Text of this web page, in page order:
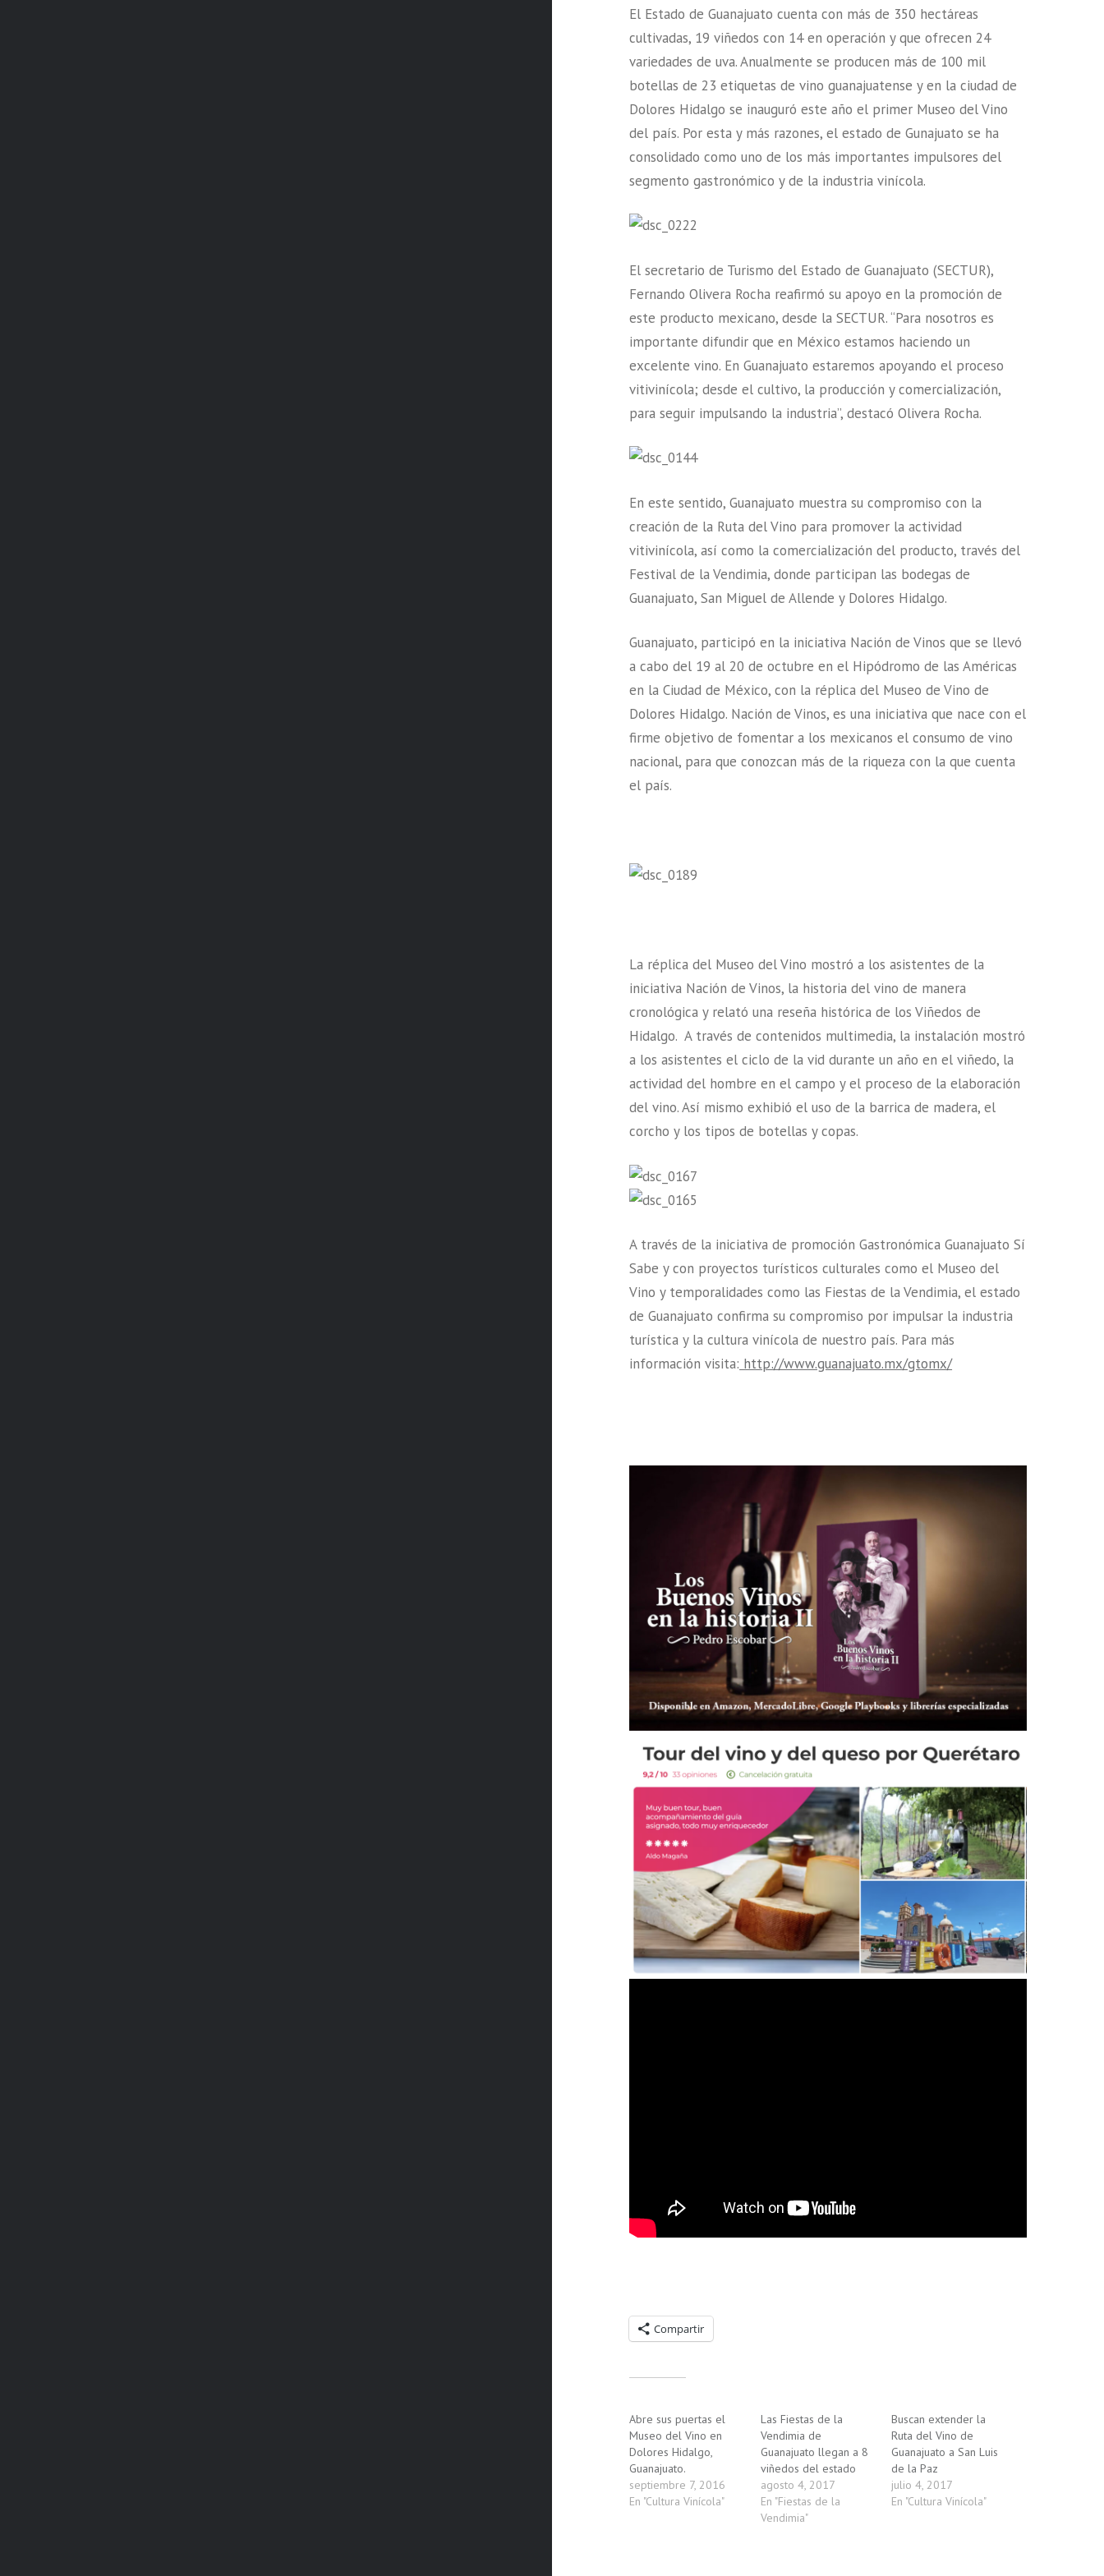
El Estado de Guanajuato cuenta con más de 350 hectáreas
cultivadas, 19 viñedos con 14 en operación y que ofrecen 24
variedades de uva. Anualmente se producen más de 100 mil
botellas de 23 etiquetas de vino guanajuatense y en la ciudad de
Dolores Hidalgo se inauguró este año el primer Museo del Vino
del país. Por esta y más razones, el estado de Gunajuato se ha
consolidado como uno de los más importantes impulsores del
segmento gastronómico y de la industria vinícola.
El secretario de Turismo del Estado de Guanajuato (SECTUR),
Fernando Olivera Rocha reafirmó su apoyo en la promoción de
este producto mexicano, desde la SECTUR. “Para nosotros es
importante difundir que en México estamos haciendo un
excelente vino. En Guanajuato estaremos apoyando el proceso
vitivinícola; desde el cultivo, la producción y comercialización,
para seguir impulsando la industria”, destacó Olivera Rocha.
En este sentido, Guanajuato muestra su compromiso con la
creación de la Ruta del Vino para promover la actividad
vitivinícola, así como la comercialización del producto, través del
Festival de la Vendimia, donde participan las bodegas de
Guanajuato, San Miguel de Allende y Dolores Hidalgo.
Guanajuato, participó en la iniciativa Nación de Vinos que se llevó
a cabo del 19 al 20 de octubre en el Hipódromo de las Américas
en la Ciudad de México, con la réplica del Museo de Vino de
Dolores Hidalgo. Nación de Vinos, es una iniciativa que nace con el
firme objetivo de fomentar a los mexicanos el consumo de vino
nacional, para que conozcan más de la riqueza con la que cuenta
el país.
La réplica del Museo del Vino mostró a los asistentes de la
iniciativa Nación de Vinos, la historia del vino de manera
cronológica y relató una reseña histórica de los Viñedos de
Hidalgo. A través de contenidos multimedia, la instalación mostró
a los asistentes el ciclo de la vid durante un año en el viñedo, la
actividad del hombre en el campo y el proceso de la elaboración
del vino. Así mismo exhibió el uso de la barrica de madera, el
corcho y los tipos de botellas y copas.
A través de la iniciativa de promoción Gastronómica Guanajuato Sí
Sabe y con proyectos turísticos culturales como el Museo del
Vino y temporalidades como las Fiestas de la Vendimia, el estado
de Guanajuato confirma su compromiso por impulsar la industria
turística y la cultura vinícola de nuestro país. Para más
información visita: http://www.guanajuato.mx/gtomx/
Compartir
Abre sus puertas el
Museo del Vino en
Dolores Hidalgo,
Guanajuato.
septiembre 7, 2016
En "Cultura Vinícola"
Las Fiestas de la
Vendimia de
Guanajuato llegan a 8
viñedos del estado
agosto 4, 2017
En "Fiestas de la
Vendimia"
Buscan extender la
Ruta del Vino de
Guanajuato a San Luis
de la Paz
julio 4, 2017
En "Cultura Vinícola"